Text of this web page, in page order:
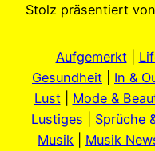
Stolz präsentiert von
Aufgemerkt|
Gesundheit
In &
Lust| Mode &
Lustiges
Sprüche
Musik
Musik